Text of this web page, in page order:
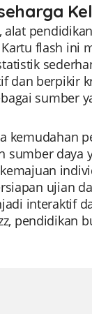
flash ini
dan berpikir
sumber
kemudahan
sumber daya
ujian
interaktif
pendidikan